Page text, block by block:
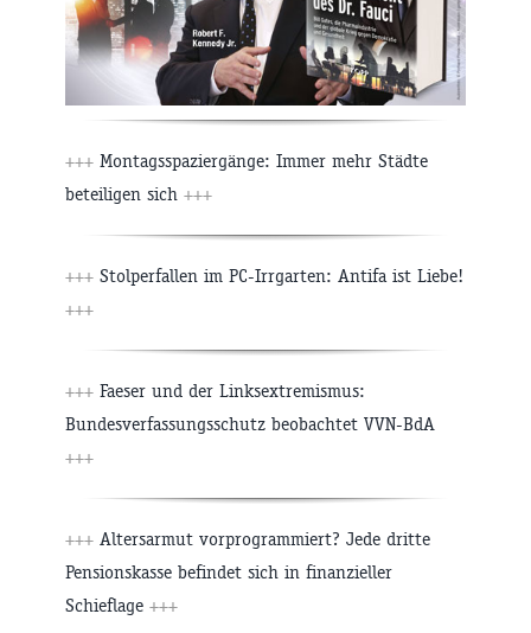
+++ Montagsspaziergänge: Immer mehr Städte
beteiligen sich +++
+++ Stolperfallen im PC-Irrgarten: Antifa ist Liebe!
+++
+++ Faeser und der Linksextremismus:
Bundesverfassungsschutz beobachtet VVN-BdA
+++
+++ Altersarmut vorprogrammiert? Jede dritte
Pensionskasse befindet sich in finanzieller
Schieflage +++